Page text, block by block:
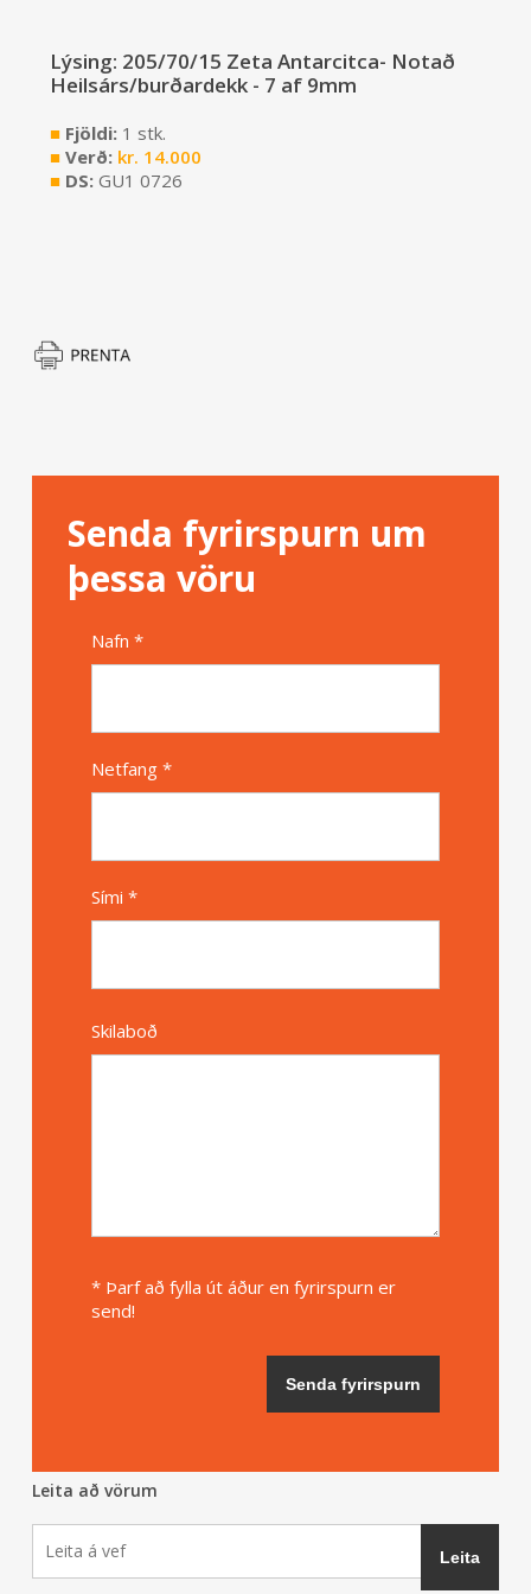
Lýsing: 205/70/15 Zeta Antarcitca- Notað
Heilsárs/burðardekk - 7 af 9mm
■Fjöldi: 1 stk.
■Verð: kr. 14.000
■DS: GU1 0726
Senda fyrirspurn um
þessa vöru
Nafn *
Netfang *
Sími *
Skilaboð
* Þarf að fylla út áður en fyrirspurn er
send!
Leita að vörum